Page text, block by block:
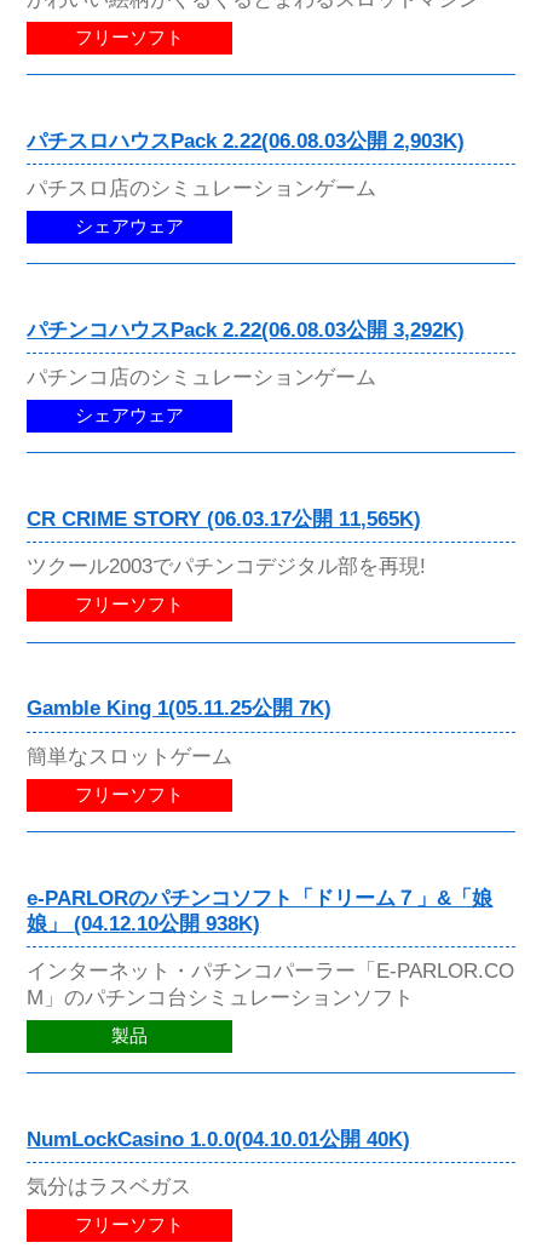
フリーソフト
パチスロハウスPack 2.22(06.08.03公開 2,903K)
パチスロ店のシミュレーションゲーム
シェアウェア
パチンコハウスPack 2.22(06.08.03公開 3,292K)
パチンコ店のシミュレーションゲーム
シェアウェア
CR CRIME STORY (06.03.17公開 11,565K)
ツクール2003でパチンコデジタル部を再現!
フリーソフト
Gamble King 1(05.11.25公開 7K)
簡単なスロットゲーム
フリーソフト
e-PARLORのパチンコソフト「ドリーム７」&「娘
娘」 (04.12.10公開 938K)
インターネット・パチンコパーラー「E-PARLOR.CO
M」のパチンコ台シミュレーションソフト
製品
NumLockCasino 1.0.0(04.10.01公開 40K)
気分はラスベガス
フリーソフト